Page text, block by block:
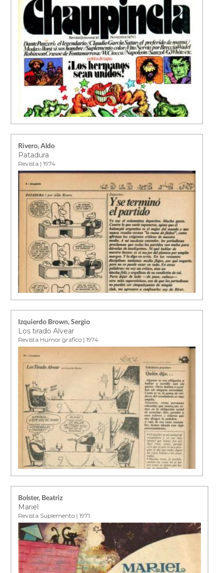
Rivero, Aldo
Patadura
Revista | 1974
Izquierdo Brown, Sergio
Los tirado Alvear
Revista Humor gráfico | 1974
Bolster, Beatriz
Mariel
Revista Suplemento | 1971